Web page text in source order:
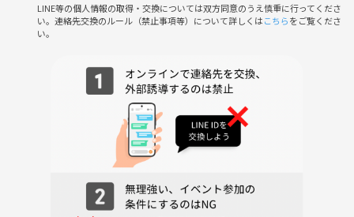
LINE等の個人情報の取得・交換については双方同意のうえ慎重に行ってくださ
い。連絡先交換のルール（禁止事項等）について詳しくはこちらをご覧くださ
い。